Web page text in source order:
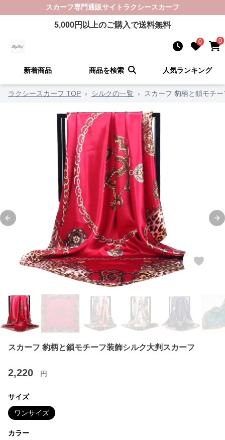
スカーフ専門通販サイト ラクシースカーフ
5,000円以上のご購入で送料無料
0 0
新着商品 商品を検索 人気ランキング
ラクシースカーフ TOP › シルクの一覧 › スカーフ 豹柄と鎖モチ
Previous slide
スカーフ 豹柄と鎖モチーフ装飾シルク大判スカーフ
2,220 円
サイズ
ワンサイズ
カラー